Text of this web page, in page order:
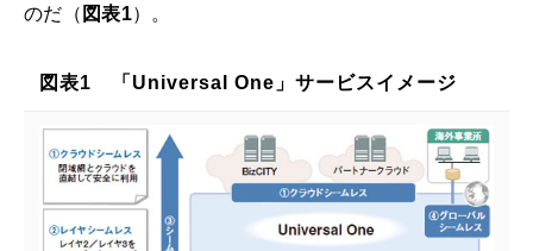
のだ（ 図表1）。
図表1 「Universal One」サービスイメージ